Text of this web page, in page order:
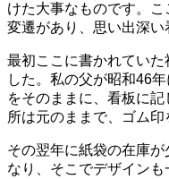
けた大事なものです。
変遷があり、思い出深い
最初ここに書かれてい
した。私の父が昭和46
をそのままに、看板に
所は元のままで、ゴム印
その翌年に紙袋の在庫
なり、そこでデザイン